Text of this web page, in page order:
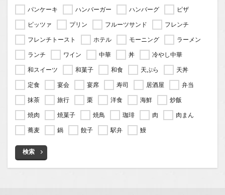
パンケーキ
ハンバーガー ハンバーグ
ピザ
ピッツァ
プリン フルーツサンド
フレンチ
フレンチトースト
ホテル モーニング
ラーメン
ランチ
ワイン 中華 丼
冷やし中華
和スイーツ
和菓子 和食 天ぷら
天丼
定食
宴会 宴席 寿司 居酒屋
弁当
抹茶
旅行 栗 洋食 海鮮
炒飯
焼肉
焼菓子 焼鳥 珈琲 肉
肉まん
蕎麦
鍋 餃子 駅弁 鰻
検索